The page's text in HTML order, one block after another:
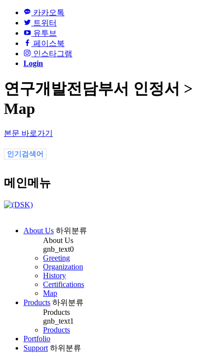
카카오톡
트위터
유투브
페이스북
인스타그램
Login
연구개발전담부서 인정서 >
Map
본문 바로가기
인기검색어
메인메뉴
About Us 하위분류
About Us
gnb_text0
Greeting
Organization
History
Certifications
Map
Products 하위분류
Products
gnb_text1
Products
Portfolio
Support 하위분류